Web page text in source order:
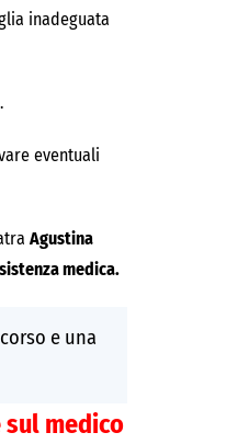
inadeguata
eventuali
Agustina
medica.
e una
medico